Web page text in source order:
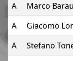
A
Marco
A
Giacomo
A
Stefano